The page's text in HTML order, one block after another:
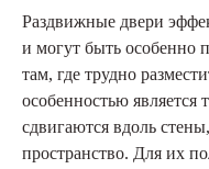
Раздвижные двери
и могут быть особенно
там, где трудно
особенностью является
сдвигаются вдоль
пространство. Для их